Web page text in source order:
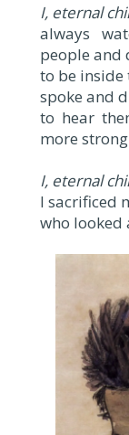
I, eternal
always
people and
to be inside
spoke and
to hear
more
I, eternal
I sacrificed
who looked